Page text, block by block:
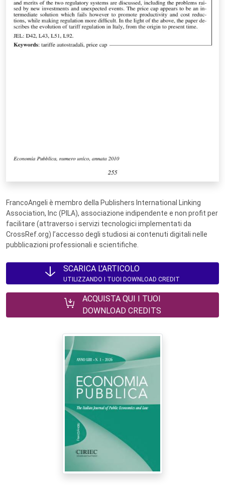
FrancoAngeli è membro della Publishers International Linking
Association, Inc (PILA), associazione indipendente e non profit per
facilitare (attraverso i servizi tecnologici implementati da
CrossRef.org) l’accesso degli studiosi ai contenuti digitali nelle
pubblicazioni professionali e scientifiche.
SCARICA L'ARTICOLO
UTILIZZANDO I TUOI DOWNLOAD CREDIT
ACQUISTA QUI I TUOI
DOWNLOAD CREDITS